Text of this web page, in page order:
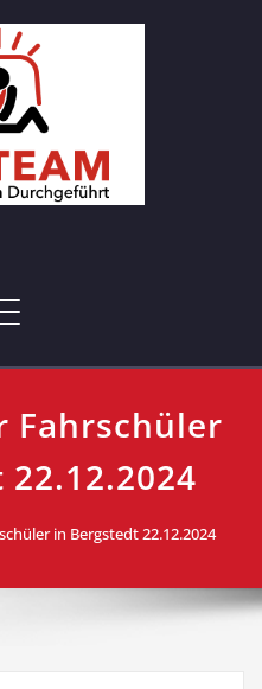
navigation
Fahrschüler
in Bergstedt 22.12.2024